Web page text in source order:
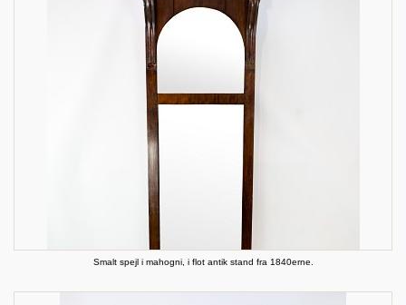
Smalt spejl i mahogni, i flot antik stand fra 1840erne.